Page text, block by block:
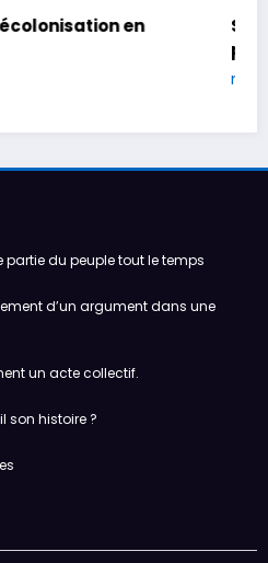
l’art, c’est beau ; mais l’art
partie du peuple tout le temps
d’un argument dans une
un acte collectif.
son histoire ?